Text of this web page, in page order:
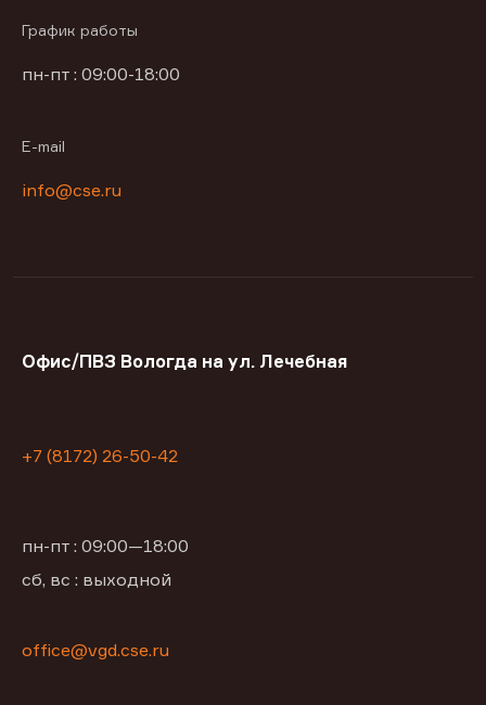
График работы
пн-пт : 09:00-18:00
E-mail
info@cse.ru
Офис/ПВЗ Вологда на ул. Лечебная
+7 (8172) 26-50-42
пн-пт : 09:00—18:00
сб, вс : выходной
office@vgd.cse.ru